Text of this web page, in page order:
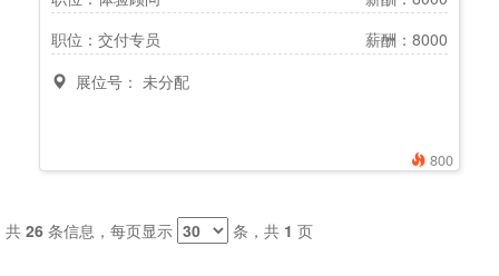
800
职位：交付专员
薪酬：8000
展位号： 未分配
共 26 条信息，每页显示 条，共 1 页